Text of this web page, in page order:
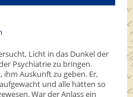
Licht in das Dunkel der
Psychiatrie zu bringen.
Auskunft zu geben. Er,
und alle hätten so
War der Anlass ein